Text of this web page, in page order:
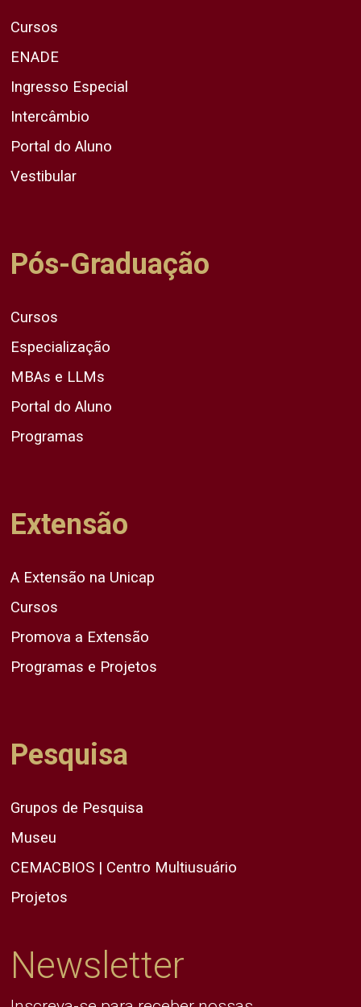
Cursos
ENADE
Ingresso Especial
Intercâmbio
Portal do Aluno
Vestibular
Pós-Graduação
Cursos
Especialização
MBAs e LLMs
Portal do Aluno
Programas
Extensão
A Extensão na Unicap
Cursos
Promova a Extensão
Programas e Projetos
Pesquisa
Grupos de Pesquisa
Museu
CEMACBIOS | Centro Multiusuário
Projetos
Newsletter